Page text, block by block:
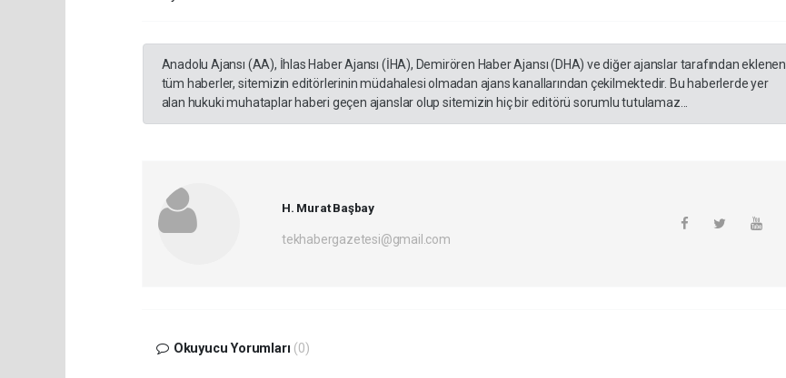
Anadolu Ajansı (AA), İhlas Haber Ajansı (İHA), Demirören Haber Ajansı (DHA) ve diğer ajanslar tarafından eklenen
tüm haberler, sitemizin editörlerinin müdahalesi olmadan ajans kanallarından çekilmektedir. Bu haberlerde yer
alan hukuki muhataplar haberi geçen ajanslar olup sitemizin hiç bir editörü sorumlu tutulamaz...
H. Murat Başbay
tekhabergazetesi@gmail.com
Okuyucu Yorumları (0)